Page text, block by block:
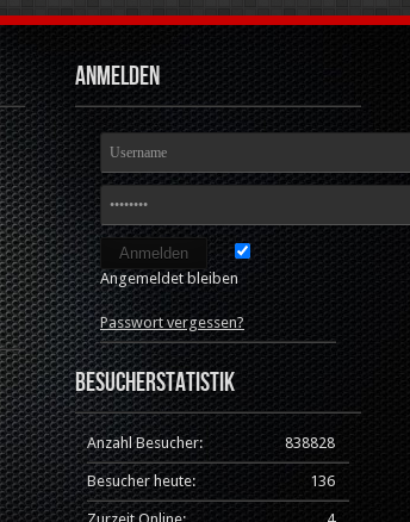
Anmelden
Angemeldet bleiben
Passwort vergessen?
Besucherstatistik
838828
Anzahl Besucher:
136
Besucher heute: